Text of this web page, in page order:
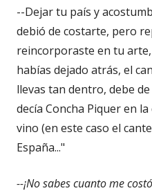
--Dejar tu país y
debió de costarte, pero
reincorporaste en tu
habías dejado atrás, el
llevas tan dentro, debe
decía Concha Piquer en
vino (en este caso el
España..."
--¡No sabes cuanto me